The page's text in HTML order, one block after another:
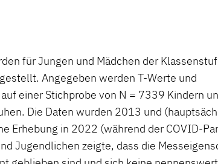
für Jungen und Mädchen der
Angegeben werden T-Werte und
einer Stichprobe von N = 7339 Kindern
Die Daten wurden 2013 und
Erhebung in 2022 (während der COVID-
Jugendlichen zeigte, dass die